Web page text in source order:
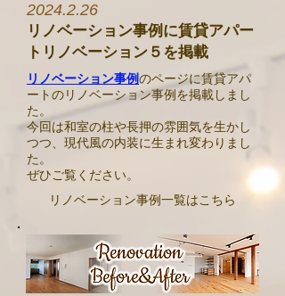
​2024.2.26
リノベーション事例に賃貸アパー
トリノベーション５を掲載
リノベーション事例のページに賃貸アパ
ートのリノベーション事例を掲載しまし
た。
​今回は和室の柱や長押の雰囲気を生かし
つつ、現代風の内装に生まれ変わりまし
た。
ぜひご覧ください。
リノベーション事例一覧はこちら